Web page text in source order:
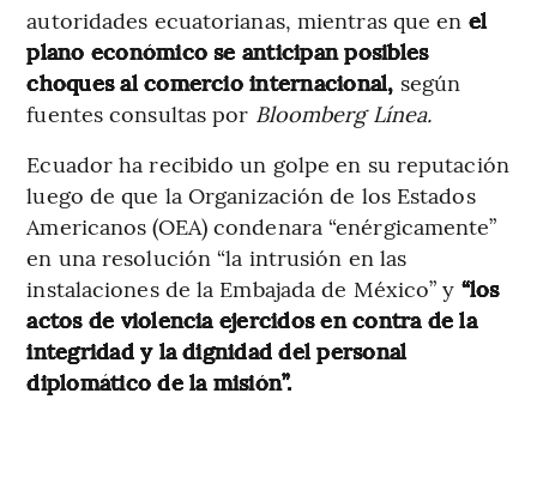
autoridades ecuatorianas, mientras que en el
plano económico se anticipan posibles
choques al comercio internacional, según
fuentes consultas por Bloomberg Línea.
Ecuador ha recibido un golpe en su reputación
luego de que la Organización de los Estados
Americanos (OEA) condenara “enérgicamente”
en una resolución “la intrusión en las
instalaciones de la Embajada de México” y “los
actos de violencia ejercidos en contra de la
integridad y la dignidad del personal
diplomático de la misión”.